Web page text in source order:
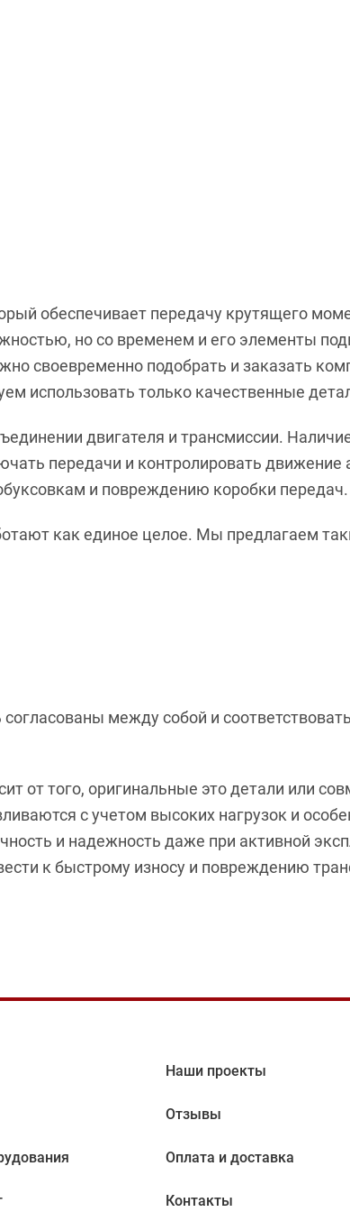
обеспечивает передачу крутящего
но со временем и его элементы
своевременно подобрать и заказать
использовать только качественные
двигателя и трансмиссии.
передачи и контролировать
и повреждению коробки передач.
как единое целое. Мы предлагаем
между собой и
от того, оригинальные это детали или
с учетом высоких нагрузок и
и надежность даже при активной
к быстрому износу и повреждению
Наши проекты
Отзывы
Оплата и доставка
Контакты